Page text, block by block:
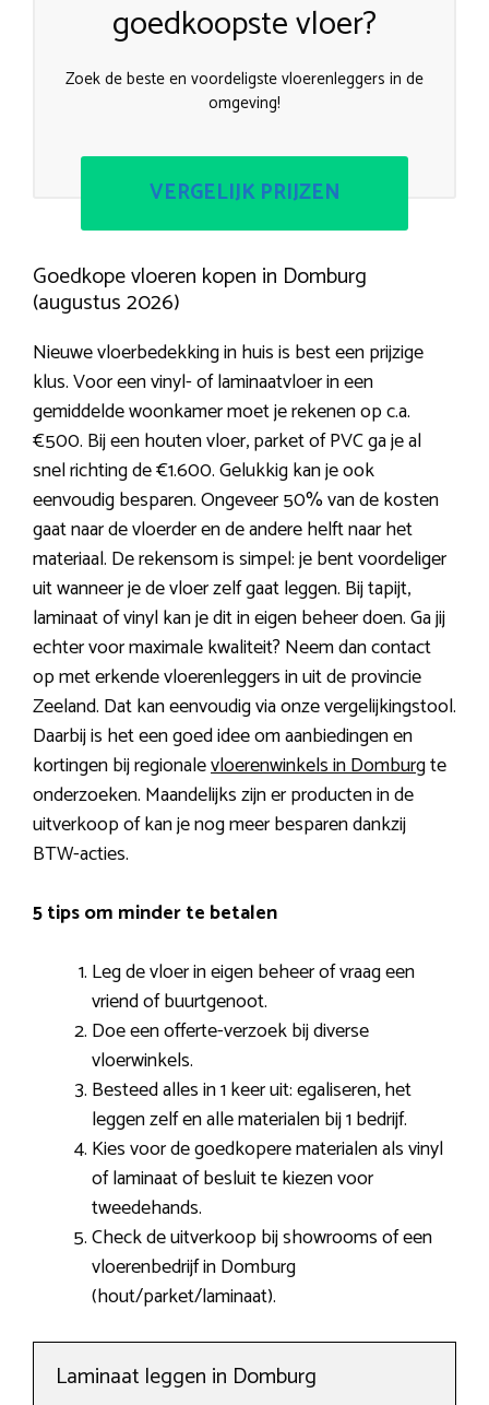
goedkoopste vloer?
Zoek de beste en voordeligste vloerenleggers in de
omgeving!
VERGELIJK PRIJZEN
Goedkope vloeren kopen in Domburg
(augustus 2026)
Nieuwe vloerbedekking in huis is best een prijzige
klus. Voor een vinyl- of laminaatvloer in een
gemiddelde woonkamer moet je rekenen op c.a.
€500. Bij een houten vloer, parket of PVC ga je al
snel richting de €1.600. Gelukkig kan je ook
eenvoudig besparen. Ongeveer 50% van de kosten
gaat naar de vloerder en de andere helft naar het
materiaal. De rekensom is simpel: je bent voordeliger
uit wanneer je de vloer zelf gaat leggen. Bij tapijt,
laminaat of vinyl kan je dit in eigen beheer doen. Ga jij
echter voor maximale kwaliteit? Neem dan contact
op met erkende vloerenleggers in uit de provincie
Zeeland. Dat kan eenvoudig via onze vergelijkingstool.
Daarbij is het een goed idee om aanbiedingen en
kortingen bij regionalevloerenwinkels in Domburgte
onderzoeken. Maandelijks zijn er producten in de
uitverkoop of kan je nog meer besparen dankzij
BTW-acties.
5 tips om minder te betalen
Leg de vloer in eigen beheer of vraag een
vriend of buurtgenoot.
Doe een offerte-verzoek bij diverse
vloerwinkels.
Besteed alles in 1 keer uit: egaliseren, het
leggen zelf en alle materialen bij 1 bedrijf.
Kies voor de goedkopere materialen als vinyl
of laminaat of besluit te kiezen voor
tweedehands.
Check de uitverkoop bij showrooms of een
vloerenbedrijf in Domburg
(hout/parket/laminaat).
Laminaat leggen in Domburg